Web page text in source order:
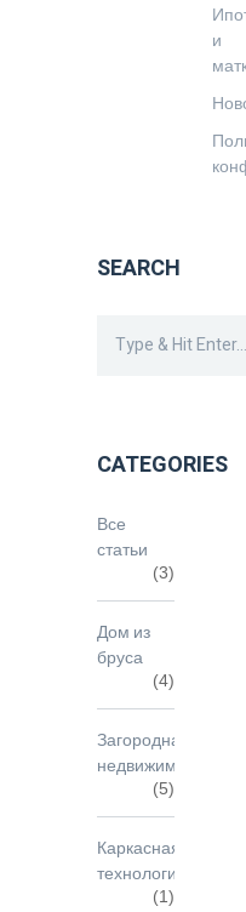
и
SEARCH
CATEGORIES
Все
статьи
(3)
Дом из
бруса
(4)
Загородная
недвижимость
(5)
Каркасная
технология
(1)